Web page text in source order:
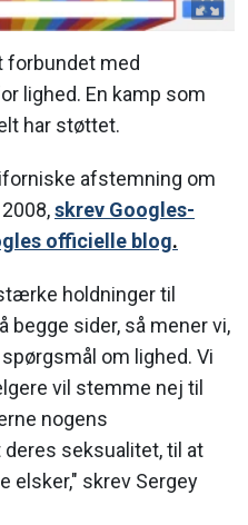
med
lighed. En kamp som
har støttet.
afstemning om
skrev Googles-
officielle blog.
holdninger til
begge sider, så mener vi,
om lighed. Vi
vil stemme nej til
nogens
seksualitet, til at
elsker," skrev Sergey